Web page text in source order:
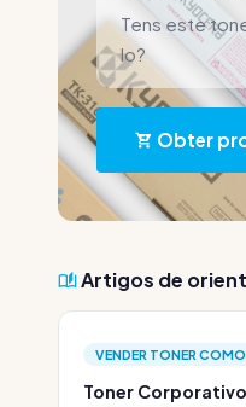
Tens este
lo?
Obter
Artigos de
VENDER TONER
Toner